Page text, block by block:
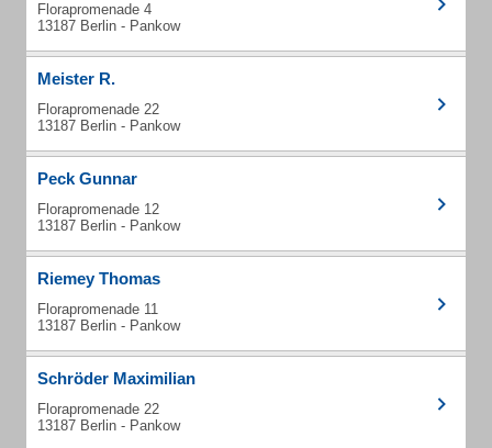
Florapromenade 4
13187 Berlin - Pankow
Meister R.
Florapromenade 22
13187 Berlin - Pankow
Peck Gunnar
Florapromenade 12
13187 Berlin - Pankow
Riemey Thomas
Florapromenade 11
13187 Berlin - Pankow
Schröder Maximilian
Florapromenade 22
13187 Berlin - Pankow